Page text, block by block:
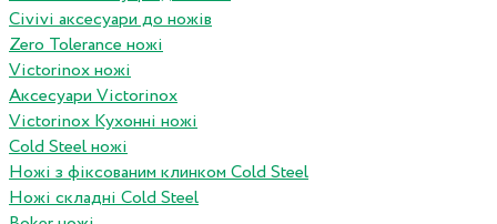
Civivi аксесуари до ножів
Zero Tolerance ножі
Victorinox ножі
Аксесуари Victorinox
Victorinox Кухонні ножі
Cold Steel ножі
Ножі з фіксованим клинком Cold Steel
Ножі складні Cold Steel